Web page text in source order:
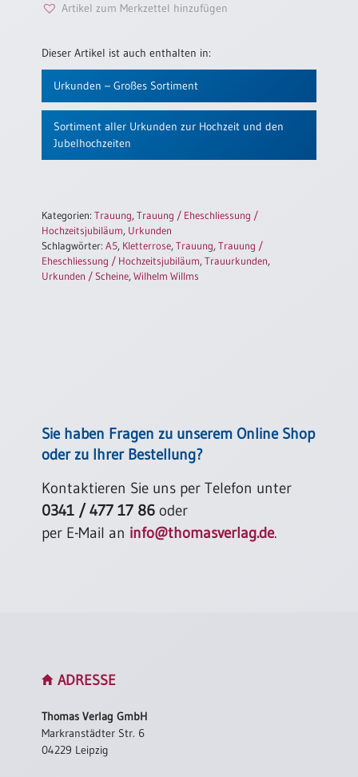
Artikel zum Merkzettel hinzufügen
Dieser Artikel ist auch enthalten in:
Urkunden – Großes Sortiment
Sortiment aller Urkunden zur Hochzeit und den
Jubelhochzeiten
Kategorien:Trauung,Trauung / Eheschliessung /
Hochzeitsjubiläum, Urkunden
Schlagwörter:A5, Kletterrose,Trauung,Trauung /
Eheschliessung / Hochzeitsjubiläum,Trauurkunden,
Urkunden / Scheine,Wilhelm Willms
Sie haben Fragen zu unserem Online Shop
oder zu Ihrer Bestellung?
Kontaktieren Sie uns per Telefon unter
0341 / 477 17 86 oder
per E-Mail an info@thomasverlag.de.
ADRESSE
Thomas Verlag GmbH
Markranstädter Str. 6
04229 Leipzig